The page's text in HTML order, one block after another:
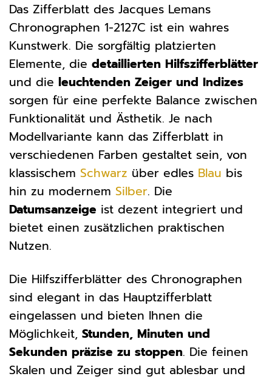
Das Zifferblatt des Jacques Lemans
Chronographen 1-2127C ist ein wahres
Kunstwerk. Die sorgfältig platzierten
Elemente, die detaillierten Hilfszifferblätter
und die leuchtenden Zeiger und Indizes
sorgen für eine perfekte Balance zwischen
Funktionalität und Ästhetik. Je nach
Modellvariante kann das Zifferblatt in
verschiedenen Farben gestaltet sein, von
klassischem Schwarz über edles Blau bis
hin zu modernem Silber. Die
Datumsanzeige ist dezent integriert und
bietet einen zusätzlichen praktischen
Nutzen.
Die Hilfszifferblätter des Chronographen
sind elegant in das Hauptzifferblatt
eingelassen und bieten Ihnen die
Möglichkeit, Stunden, Minuten und
Sekunden präzise zu stoppen. Die feinen
Skalen und Zeiger sind gut ablesbar und